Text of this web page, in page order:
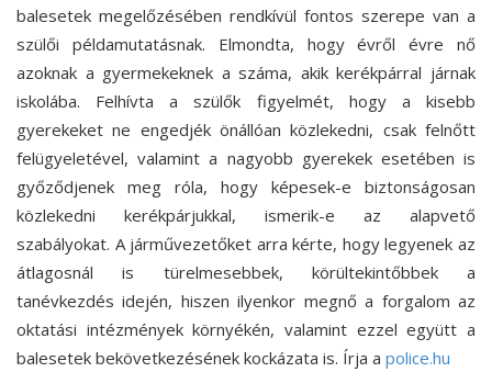
balesetek megelőzésében rendkívül fontos szerepe van a
szülői példamutatásnak. Elmondta, hogy évről évre nő
azoknak a gyermekeknek a száma, akik kerékpárral járnak
iskolába. Felhívta a szülők figyelmét, hogy a kisebb
gyerekeket ne engedjék önállóan közlekedni, csak felnőtt
felügyeletével, valamint a nagyobb gyerekek esetében is
győződjenek meg róla, hogy képesek-e biztonságosan
közlekedni kerékpárjukkal, ismerik-e az alapvető
szabályokat. A járművezetőket arra kérte, hogy legyenek az
átlagosnál is türelmesebbek, körültekintőbbek a
tanévkezdés idején, hiszen ilyenkor megnő a forgalom az
oktatási intézmények környékén, valamint ezzel együtt a
balesetek bekövetkezésének kockázata is. Írja a police.hu